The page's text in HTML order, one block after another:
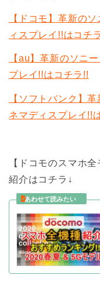
【ドコモ】革新の
ィスプレイ!!はコチ
【au】革新のソニ
プレイ!!はコチラ!!
【ソフトバンク】
ネマディスプレイ!!
【ドコモのスマホ
紹介はコチラ↓